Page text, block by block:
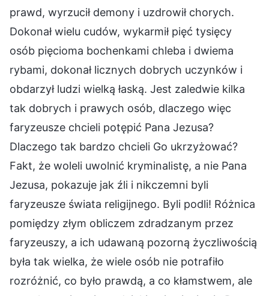
prawd, wyrzucił demony i uzdrowił chorych.
Dokonał wielu cudów, wykarmił pięć tysięcy
osób pięcioma bochenkami chleba i dwiema
rybami, dokonał licznych dobrych uczynków i
obdarzył ludzi wielką łaską. Jest zaledwie kilka
tak dobrych i prawych osób, dlaczego więc
faryzeusze chcieli potępić Pana Jezusa?
Dlaczego tak bardzo chcieli Go ukrzyżować?
Fakt, że woleli uwolnić kryminalistę, a nie Pana
Jezusa, pokazuje jak źli i nikczemni byli
faryzeusze świata religijnego. Byli podli! Różnica
pomiędzy złym obliczem zdradzanym przez
faryzeuszy, a ich udawaną pozorną życzliwością
była tak wielka, że wiele osób nie potrafiło
rozróżnić, co było prawdą, a co kłamstwem, ale